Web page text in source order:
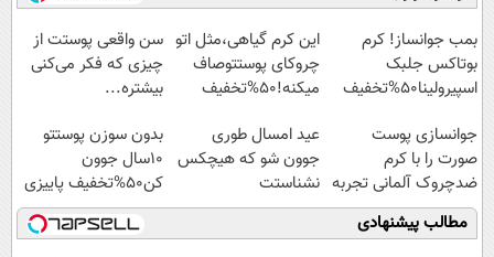
◗پرسش‌نامه◖
امشب)
نداری امتحانش
مجانیه
آموزش رایگان
بمب جوانساز! کرم
بوتاکس جلبک
اسپیرولینا50%تخفیف
این کرم گیاهی،مثل اتو
چروکای پوستتوصاف
میکنه!50%تخفیف
سن واقعی پوستت از
چیزی که فکر می‌کنی
بیشتره...
جوانسازی پوست
صورت را با کرم
ضدچروک آلمانی تجربه
کنید!
عید امسال طوری
جوون شو که هیچکس
نشناستت
بدون سوزن پوستتو
10سال جوون
کن50%تخفیف پاییزی
مطالب پیشنهادی